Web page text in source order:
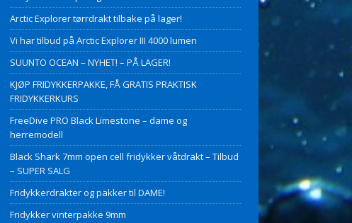
Arctic Explorer tørrdrakt tilbake på lager!
Vi har tilbud på Arctic Explorer III 4000 lumen
SUUNTO OCEAN – NYHET! – PÅ LAGER!
KJØP FRIDYKKERPAKKE, FÅ GRATIS PRAKTISK
FRIDYKKERKURS
FreeDive PRO Black Limestone – dame og
herremodell
Black Shark 7mm open cell fridykker våtdrakt – Tilbud
– SUPER SALG
Fridykkerdrakter og pakker til DAME!
Fridykker vinterpakke 9mm